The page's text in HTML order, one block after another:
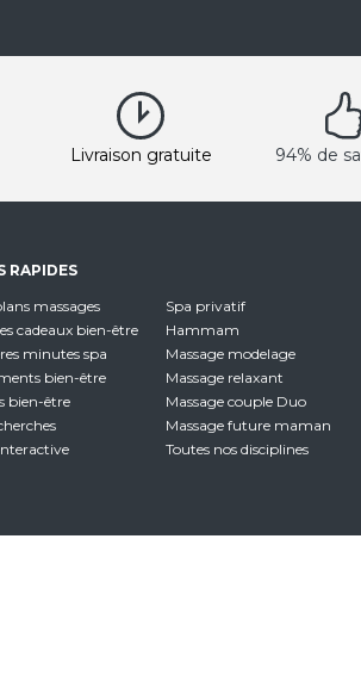
Livraison gratuite 94% de
RAPIDES
massages
cadeaux bien-être
minutes spa
bien-être
bien-être
Spa privatif
Hammam
Massage modelage
Massage relaxant
Massage couple Duo
Massage future maman
Toutes nos disciplines